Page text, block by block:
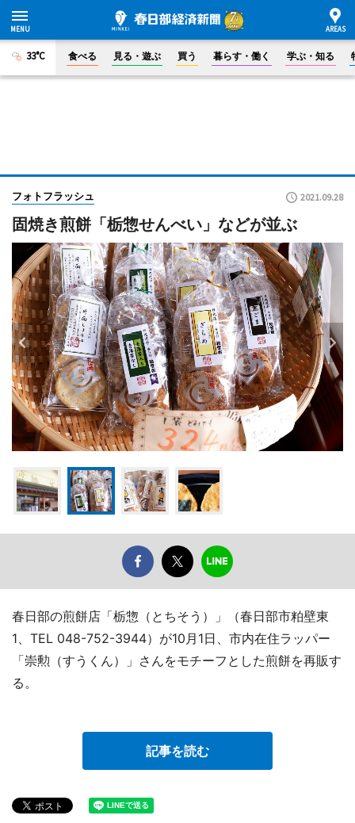
33°C 食べる 見る・遊ぶ 買う 暮らす・働く 学ぶ・知る
フォトフラッシュ 2021.09.28
固焼き煎餅「栃惣せんべい」などが並ぶ
春日部の煎餅店「栃惣（とちそう）」（春日部市粕壁東
1、TEL 048-752-3944）が10月1日、市内在住ラッパー
「崇勲（すうくん）」さんをモチーフとした煎餅を再販す
る。
記事を読む